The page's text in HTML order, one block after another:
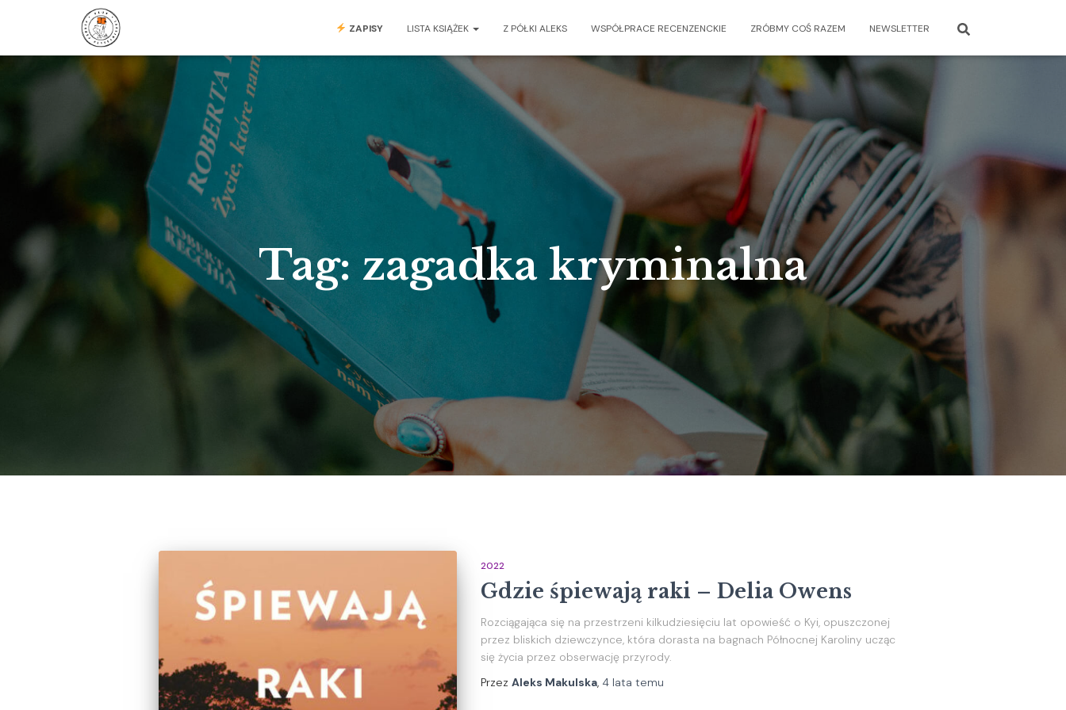
ZAPISY LISTA KSIĄŻEK Z PÓŁKI ALEKS WSPÓŁPRACE RECENZENCKIE ZRÓBMY COŚ RAZEM NEWSLETTER
Tag: zagadka kryminalna
2022
Gdzie śpiewają raki – Delia Owens
Rozciągająca się na przestrzeni kilkudziesięciu lat opowieść o Kyi, opuszczonej
przez bliskich dziewczynce, która dorasta na bagnach Północnej Karoliny ucząc
się życia przez obserwację przyrody.
Przez Aleks Makulska, 4 lata temu